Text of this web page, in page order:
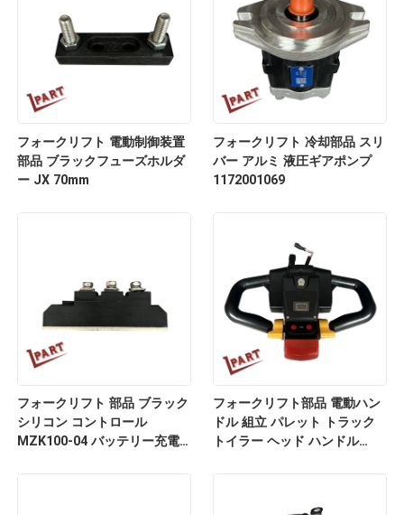
フォークリフト 電動制御装置
部品 ブラックフューズホルダ
ー JX 70mm
フォークリフト 冷却部品 スリ
バー アルミ 液圧ギアポンプ
1172001069
フォークリフト 部品 ブラック
シリコン コントロール
MZK100-04 バッテリー充電
フォークリフト部品 電動ハン
ドル 組立 パレット トラック
トイラー ヘッド ハンドル